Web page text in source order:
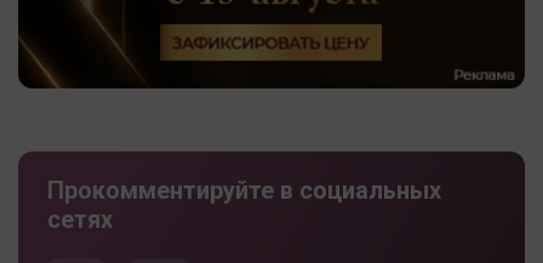
Прокомментируйте в социальных
сетях